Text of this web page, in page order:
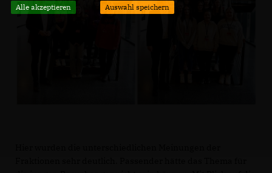
Alle akzeptieren Auswahl speichern